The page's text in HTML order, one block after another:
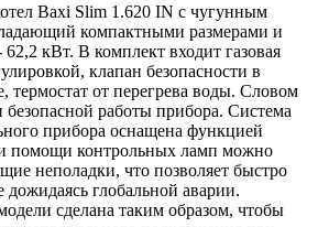
Baxi Slim 1.620 IN с чугунным
компактными размерами и
кВт. В комплект входит газовая
клапан безопасности в
термостат от перегрева воды. Словом
безопасной работы прибора. Система
прибора оснащена функцией
помощи контрольных ламп можно
неполадки, что позволяет быстро
дожидаясь глобальной аварии.
сделана таким образом, чтобы